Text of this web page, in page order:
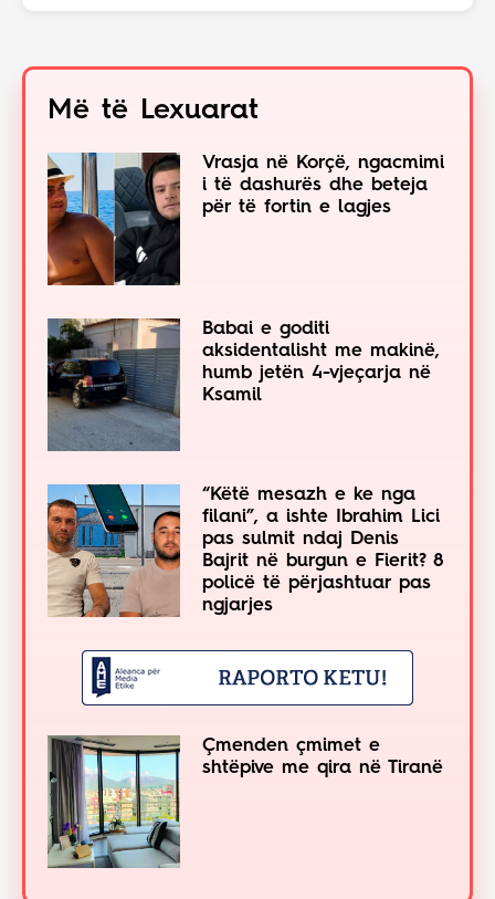
Më të Lexuarat
Vrasja në Korçë, ngacmimi
i të dashurës dhe beteja
për të fortin e lagjes
Babai e goditi
aksidentalisht me makinë,
humb jetën 4-vjeçarja në
Ksamil
“Këtë mesazh e ke nga
filani”, a ishte Ibrahim Lici
pas sulmit ndaj Denis
Bajrit në burgun e Fierit? 8
policë të përjashtuar pas
ngjarjes
Çmenden çmimet e
shtëpive me qira në Tiranë